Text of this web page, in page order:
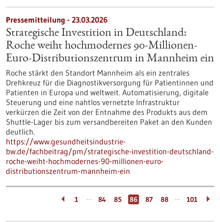
Pressemitteilung - 23.03.2026
Strategische Investition in Deutschland:
Roche weiht hochmodernes 90-Millionen-
Euro-Distributionszentrum in Mannheim ein
Roche stärkt den Standort Mannheim als ein zentrales
Drehkreuz für die Diagnostikversorgung für Patientinnen und
Patienten in Europa und weltweit. Automatisierung, digitale
Steuerung und eine nahtlos vernetzte Infrastruktur
verkürzen die Zeit von der Entnahme des Produkts aus dem
Shuttle-Lager bis zum versandbereiten Paket an den Kunden
deutlich.
https://www.gesundheitsindustrie-
bw.de/fachbeitrag/pm/strategische-investition-deutschland-
roche-weiht-hochmodernes-90-millionen-euro-
distributionszentrum-mannheim-ein
1 … 84 85 86 87 88 … 101